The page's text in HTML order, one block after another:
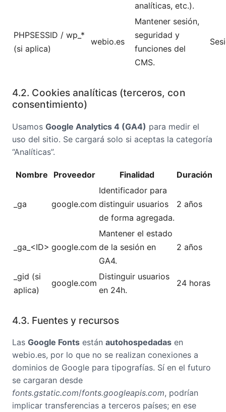
analíticas, etc.).
PHPSESSID / wp_*
(si aplica)
webio.es
Mantener sesión,
seguridad y
funciones del
CMS.
4.2. Cookies analíticas (terceros, con
consentimiento)
Usamos Google Analytics 4 (GA4) para medir el
uso del sitio. Se cargará solo si aceptas la categoría
“Analíticas”.
Nombre Proveedor Finalidad Duración
_ga google.com
Identificador para
distinguir usuarios
de forma agregada.
2 años
_ga_<ID> google.com
Mantener el estado
de la sesión en
GA4.
2 años
_gid (si
aplica)
google.com
Distinguir usuarios
en 24h.
24 horas
4.3. Fuentes y recursos
Las Google Fonts están autohospedadas en
webio.es, por lo que no se realizan conexiones a
dominios de Google para tipografías. Sí en el futuro
se cargaran desde
fonts.gstatic.com/fonts.googleapis.com, podrían
implicar transferencias a terceros países; en ese